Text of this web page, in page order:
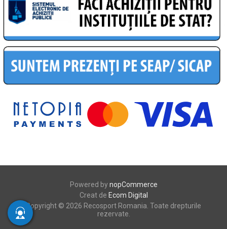
Powered bynopCommerce
Creat de Ecom Digital
Copyright © 2026 Recosport Romania. Toate drepturile
rezervate.